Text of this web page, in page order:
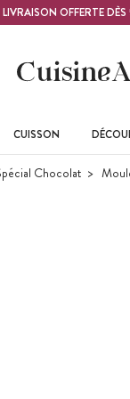
LIVRAISON OFFERTE
CUISSON
Chocolat